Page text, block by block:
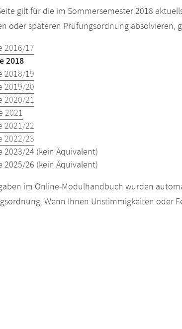
gilt für die im Sommersemester 2018
oder späteren Prüfungsordnung absolvieren,
2016/17
2018
2018/19
2019/20
2020/21
2021
2021/22
2022/23
2023/24 (kein Äquivalent)
2025/26 (kein Äquivalent)
im Online-Modulhandbuch wurden
Wenn Ihnen Unstimmigkeiten oder